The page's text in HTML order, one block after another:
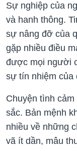
Sự nghiệp của
và hanh thông.
sự nâng đỡ của
gặp nhiều điều
được mọi người
sự tín nhiệm của
Chuyện tình
sắc. Bản mệnh
nhiều về những
vã ít dần, mâu